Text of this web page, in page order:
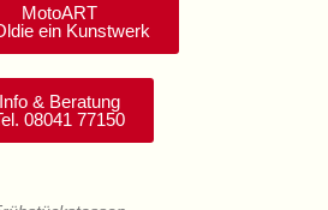
MotoART
ein Kunstwerk
Info & Beratung
08041 77150